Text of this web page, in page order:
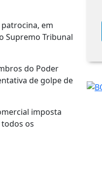
em
Supremo Tribunal
do Poder
de golpe de
imposta
os